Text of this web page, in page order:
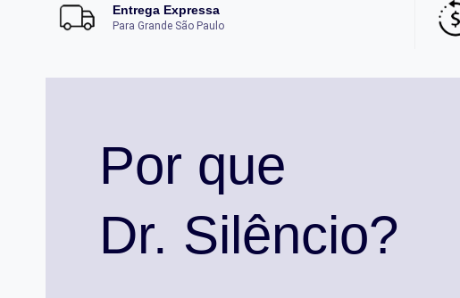
Entrega Expressa
Para Grande São Paulo
Por que
Dr. Silêncio?